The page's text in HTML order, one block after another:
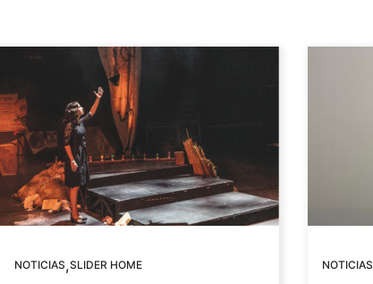
NOTICIAS,SLIDER HOME NOTICIAS